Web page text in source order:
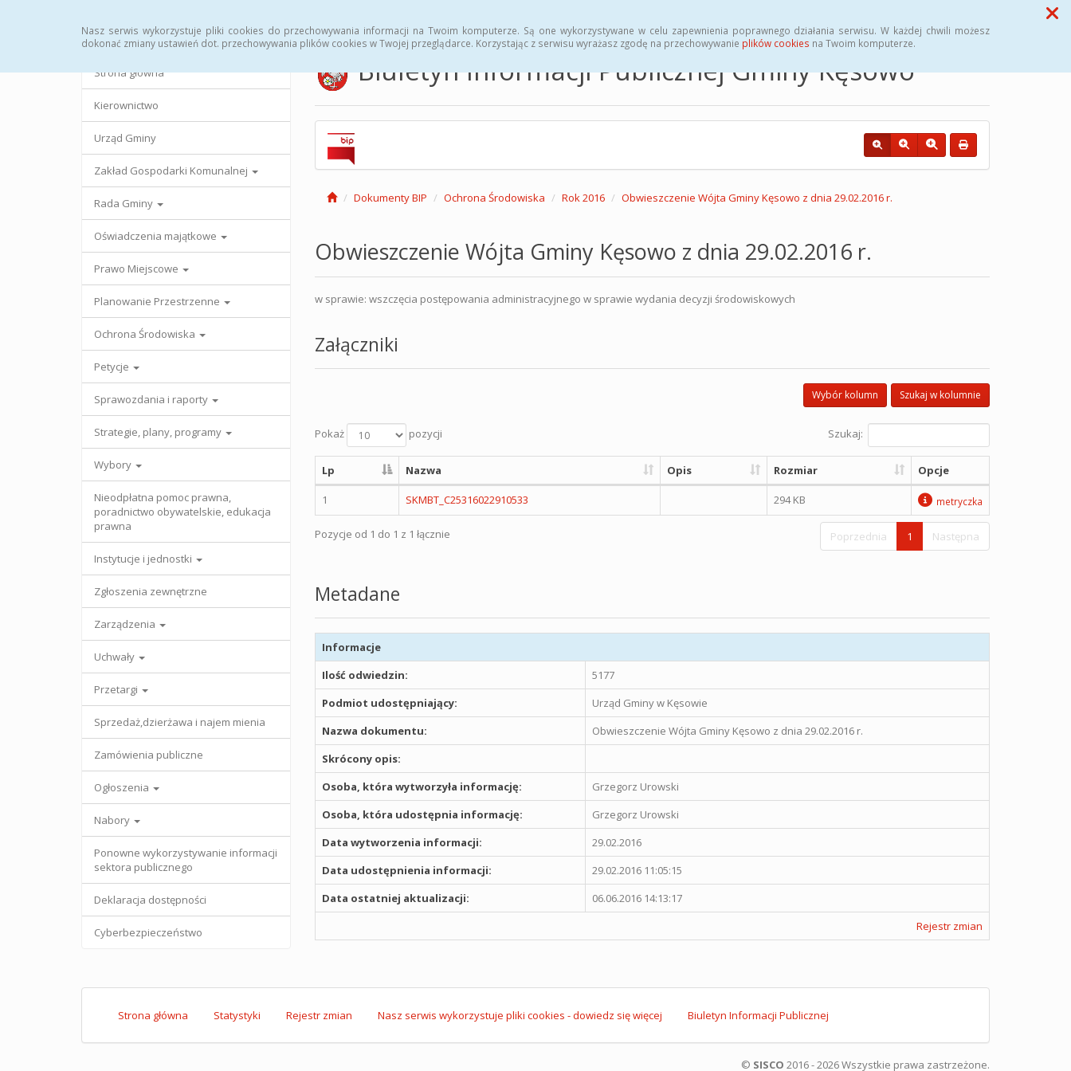
Nasz serwis wykorzystuje pliki cookies do przechowywania informacji na Twoim komputerze. Są one wykorzystywane w celu zapewnienia poprawnego działania serwisu. W każdej chwili możesz
dokonać zmiany ustawień dot. przechowywania plików cookies w Twojej przeglądarce. Korzystając z serwisu wyrażasz zgodę na przechowywanie plików cookies na Twoim komputerze.
Strona główna
Kierownictwo
Urząd Gminy
Zakład Gospodarki Komunalnej
Rada Gminy
Oświadczenia majątkowe
Prawo Miejscowe
Planowanie Przestrzenne
Ochrona Środowiska
Petycje
Sprawozdania i raporty
Strategie, plany, programy
Wybory
Nieodpłatna pomoc prawna,
poradnictwo obywatelskie, edukacja
prawna
Instytucje i jednostki
Zgłoszenia zewnętrzne
Zarządzenia
Uchwały
Przetargi
Sprzedaż,dzierżawa i najem mienia
Zamówienia publiczne
Ogłoszenia
Nabory
Ponowne wykorzystywanie informacji
sektora publicznego
Deklaracja dostępności
Cyberbezpieczeństwo
Biuletyn Informacji Publicznej Gminy Kęsowo
Dokumenty BIP Ochrona Środowiska Rok 2016 Obwieszczenie Wójta Gminy Kęsowo z dnia 29.02.2016 r.
Obwieszczenie Wójta Gminy Kęsowo z dnia 29.02.2016 r.
w sprawie: wszczęcia postępowania administracyjnego w sprawie wydania decyzji środowiskowych
Załączniki
Szukaj w kolumnie
Wybór kolumn
Pokaż pozycji Szukaj:
Lp Nazwa Opis Rozmiar Opcje
1 SKMBT_C25316022910533 294 KB metryczka
Pozycje od 1 do 1 z 1 łącznie Poprzednia 1 Następna
Metadane
Informacje
Ilość odwiedzin:
5177
Podmiot udostępniający:
Urząd Gminy w Kęsowie
Nazwa dokumentu:
Obwieszczenie Wójta Gminy Kęsowo z dnia 29.02.2016 r.
Skrócony opis:
Osoba, która wytworzyła informację:
Grzegorz Urowski
Osoba, która udostępnia informację:
Grzegorz Urowski
Data wytworzenia informacji:
29.02.2016
Data udostępnienia informacji:
29.02.2016 11:05:15
Data ostatniej aktualizacji:
06.06.2016 14:13:17
Rejestr zmian
Strona główna Statystyki Rejestr zmian Nasz serwis wykorzystuje pliki cookies - dowiedz się więcej Biuletyn Informacji Publicznej
© SISCO 2016 - 2026 Wszystkie prawa zastrzeżone.